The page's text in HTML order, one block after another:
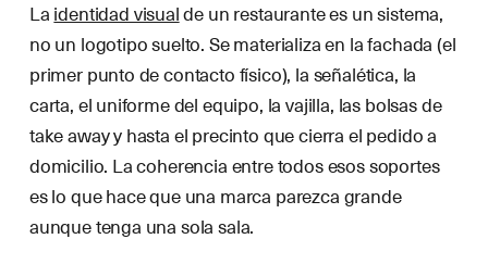
Laidentidad visualde un restaurante es un sistema,
no un logotipo suelto. Se materializa en la fachada (el
primer punto de contacto físico), la señalética, la
carta, el uniforme del equipo, la vajilla, las bolsas de
take away y hasta el precinto que cierra el pedido a
domicilio. La coherencia entre todos esos soportes
es lo que hace que una marca parezca grande
aunque tenga una sola sala.